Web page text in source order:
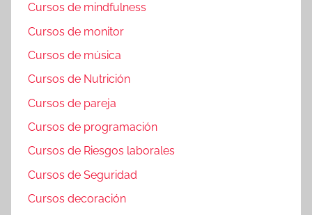
Cursos de mindfulness
Cursos de monitor
Cursos de música
Cursos de Nutrición
Cursos de pareja
Cursos de programación
Cursos de Riesgos laborales
Cursos de Seguridad
Cursos decoración